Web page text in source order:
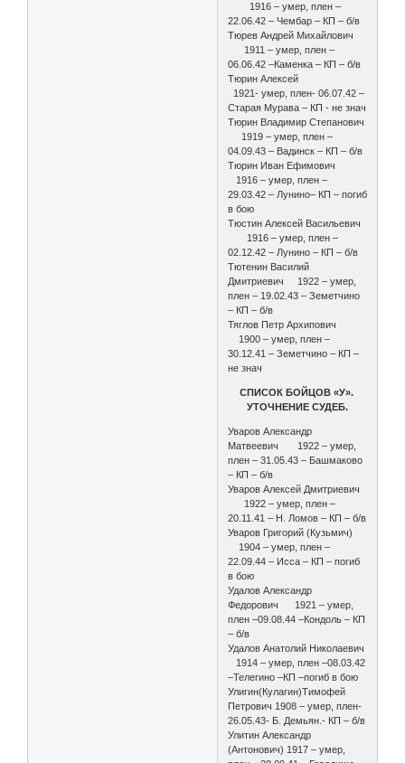
1916 – умер, плен –
22.06.42 – Чембар – КП – б/в
Тюрев Андрей Михайлович
1911 – умер, плен –
06.06.42 –Каменка – КП – б/в
Тюрин Алексей
1921- умер, плен- 06.07.42 –
Старая Мурава – КП - не знач
Тюрин Владимир Степанович
1919 – умер, плен –
04.09.43 – Вадинск – КП – б/в
Тюрин Иван Ефимович
1916 – умер, плен –
29.03.42 – Лунино– КП – погиб
в бою
Тюстин Алексей Васильевич
1916 – умер, плен –
02.12.42 – Лунино – КП – б/в
Тютенин Василий
Дмитриевич 1922 – умер,
плен – 19.02.43 – Земетчино
– КП – б/в
Тяглов Петр Архипович
1900 – умер, плен –
30.12.41 – Земетчино – КП –
не знач
СПИСОК БОЙЦОВ «У».
УТОЧНЕНИЕ СУДЕБ.
Уваров Александр
Матвеевич 1922 – умер,
плен – 31.05.43 – Башмаково
– КП – б/в
Уваров Алексей Дмитриевич
1922 – умер, плен –
20.11.41 – Н. Ломов – КП – б/в
Уваров Григорий (Кузьмич)
1904 – умер, плен –
22.09.44 – Исса – КП – погиб
в бою
Удалов Александр
Федорович 1921 – умер,
плен –09.08.44 –Кондоль – КП
– б/в
Удалов Анатолий Николаевич
1914 – умер, плен –08.03.42
–Телегино –КП –погиб в бою
Улигин(Кулагин)Тимофей
Петрович 1908 – умер, плен-
26.05.43- Б. Демьян.- КП – б/в
Улитин Александр
(Антонович) 1917 – умер,